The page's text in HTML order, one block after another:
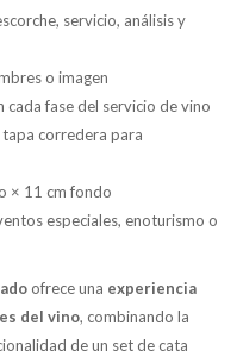
servicio, análisis y
o imagen
cada fase del servicio de vino
tapa corredera para
× 11 cm fondo
especiales, enoturismo o
ofrece una experiencia
del vino, combinando la
de un set de cata